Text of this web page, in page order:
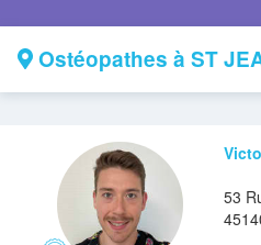
Ostéopathes à ST
53